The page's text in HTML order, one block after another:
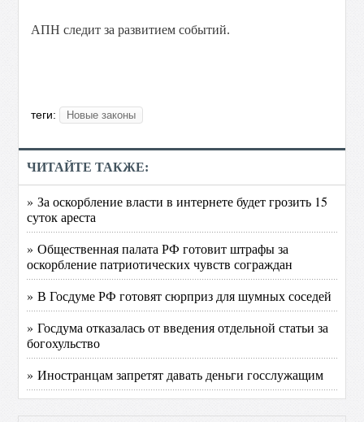
АПН следит за развитием событий.
теги: Новые законы
ЧИТАЙТЕ ТАКЖЕ:
» За оскорбление власти в интернете будет грозить 15
суток ареста
» Общественная палата РФ готовит штрафы за
оскорбление патриотических чувств сограждан
» В Госдуме РФ готовят сюрприз для шумных соседей
» Госдума отказалась от введения отдельной статьи за
богохульство
» Иностранцам запретят давать деньги госслужащим